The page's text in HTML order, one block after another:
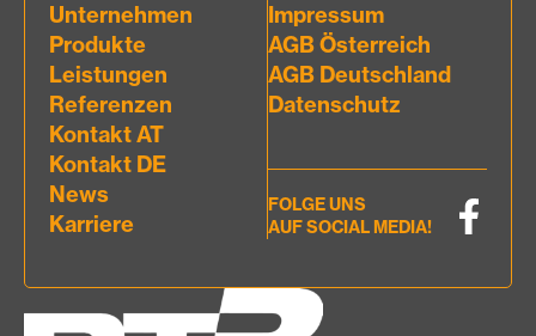
Unternehmen
Produkte
Leistungen
Referenzen
Kontakt AT
Kontakt DE
News
Karriere
Impressum
AGB Österreich
AGB Deutschland
Datenschutz
FOLGE UNS
AUF SOCIAL MEDIA!